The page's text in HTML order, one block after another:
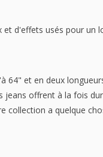
d'effets usés pour un
64" et en deux
jeans offrent à la fois
collection a quelque